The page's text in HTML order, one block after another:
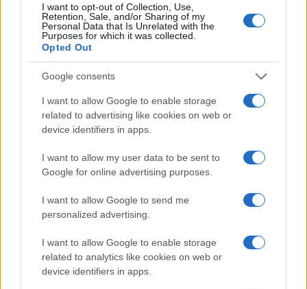
I want to opt-out of Collection, Use,
Retention, Sale, and/or Sharing of my
Personal Data that Is Unrelated with the
Purposes for which it was collected.
Opted Out
Google consents
I want to allow Google to enable storage
related to advertising like cookies on web or
device identifiers in apps.
I want to allow my user data to be sent to
Google for online advertising purposes.
I want to allow Google to send me
personalized advertising.
I want to allow Google to enable storage
related to analytics like cookies on web or
device identifiers in apps.